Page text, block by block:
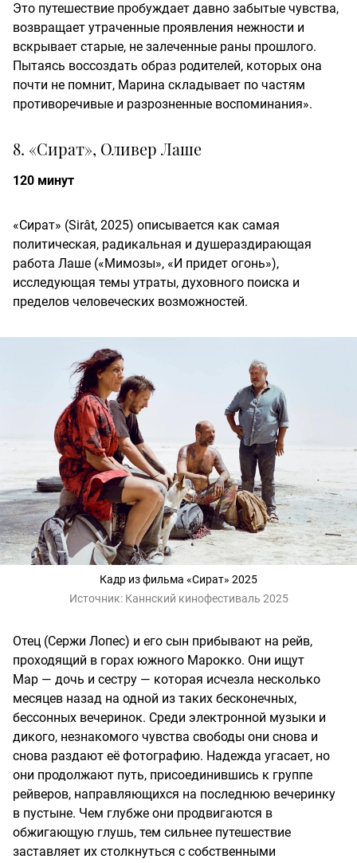
Это путешествие пробуждает давно забытые чувства,
возвращает утраченные проявления нежности и
вскрывает старые, не залеченные раны прошлого.
Пытаясь воссоздать образ родителей, которых она
почти не помнит, Марина складывает по частям
противоречивые и разрозненные воспоминания».
8. «Сират», Оливер Лаше
120 минут
«Сират» (Sirât, 2025) описывается как самая
политическая, радикальная и душераздирающая
работа Лаше («Мимозы», «И придет огонь»),
исследующая темы утраты, духовного поиска и
пределов человеческих возможностей.
Кадр из фильма «Сират» 2025
Источник: Каннский кинофестиваль 2025
Отец (Сержи Лопес) и его сын прибывают на рейв,
проходящий в горах южного Марокко. Они ищут
Мар — дочь и сестру — которая исчезла несколько
месяцев назад на одной из таких бесконечных,
бессонных вечеринок. Среди электронной музыки и
дикого, незнакомого чувства свободы они снова и
снова раздают её фотографию. Надежда угасает, но
они продолжают путь, присоединившись к группе
рейверов, направляющихся на последнюю вечеринку
в пустыне. Чем глубже они продвигаются в
обжигающую глушь, тем сильнее путешествие
заставляет их столкнуться с собственными